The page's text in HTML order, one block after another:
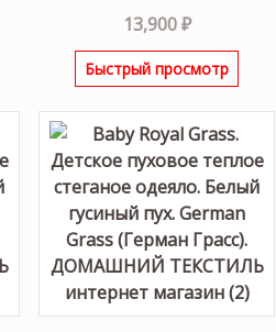
13,900₽
Быстрый просмотр